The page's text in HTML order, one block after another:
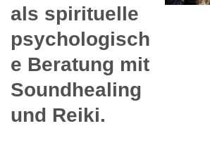
als spirituelle
psychologisch
e Beratung mit
Soundhealing
und Reiki.